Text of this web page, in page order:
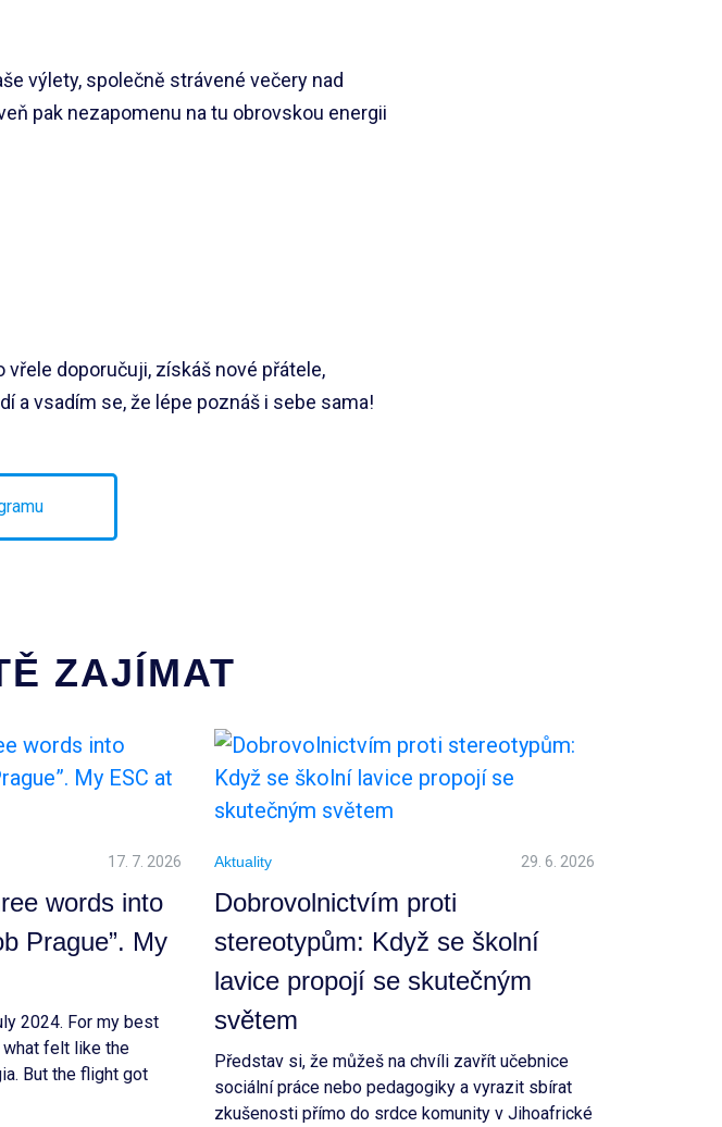
výlety, společně strávené večery nad
pak nezapomenu na tu obrovskou energii
doporučuji, získáš nové přátele,
a vsadím se, že lépe poznáš i sebe sama!
ZAJÍMAT
17. 7. 2026
words into
Prague”. My
2024. For my best
what felt like the
But the flight got
Aktuality 29. 6. 2026
Dobrovolnictvím proti
stereotypům: Když se školní
lavice propojí se skutečným
světem
Představ si, že můžeš na chvíli zavřít učebnice
sociální práce nebo pedagogiky a vyrazit sbírat
zkušenosti přímo do srdce komunity v Jihoafrické